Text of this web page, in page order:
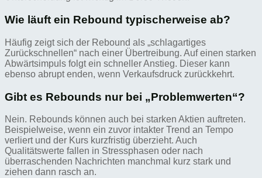
Wie läuft ein Rebound typischerweise ab?
Häufig zeigt sich der Rebound als „schlagartiges
Zurückschnellen“ nach einer Übertreibung. Auf einen starken
Abwärtsimpuls folgt ein schneller Anstieg. Dieser kann
ebenso abrupt enden, wenn Verkaufsdruck zurückkehrt.
Gibt es Rebounds nur bei „Problemwerten“?
Nein. Rebounds können auch bei starken Aktien auftreten.
Beispielweise, wenn ein zuvor intakter Trend an Tempo
verliert und der Kurs kurzfristig überzieht. Auch
Qualitätswerte fallen in Stressphasen oder nach
überraschenden Nachrichten manchmal kurz stark und
ziehen dann rasch an.